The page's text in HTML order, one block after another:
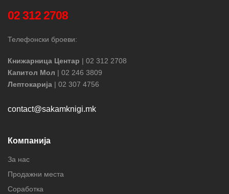
02 312 2708
Телефонски броеви:
Книжарница Центар | 02 312 2708
Капитол Мол | 02 246 3809
Лептокарија | 02 307 4756
contact@sakamknigi.mk
Компанија
За нас
Продажни места
Соработка